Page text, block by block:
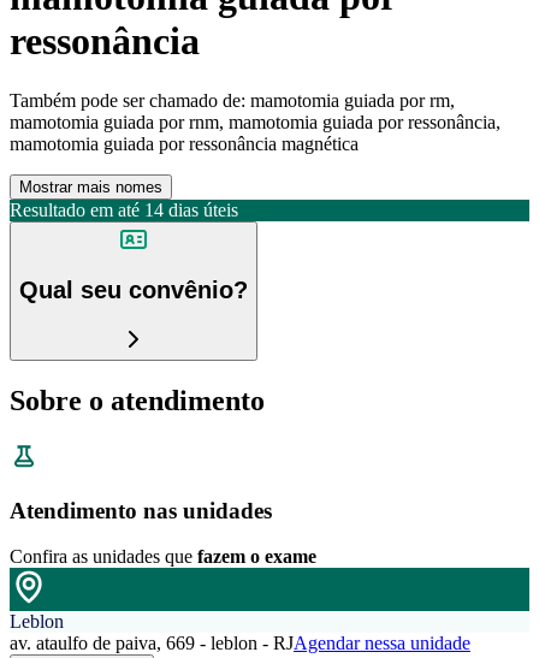
ressonância
Também pode ser chamado de: mamotomia guiada por rm,
mamotomia guiada por rnm, mamotomia guiada por ressonância,
mamotomia guiada por ressonância magnética
Mostrar mais nomes
Resultado em até 14 dias úteis
Qual seu convênio?
Sobre o atendimento
Atendimento nas unidades
Confira as unidades que fazem o exame
Leblon
av. ataulfo de paiva, 669 - leblon - RJAgendar nessa unidade